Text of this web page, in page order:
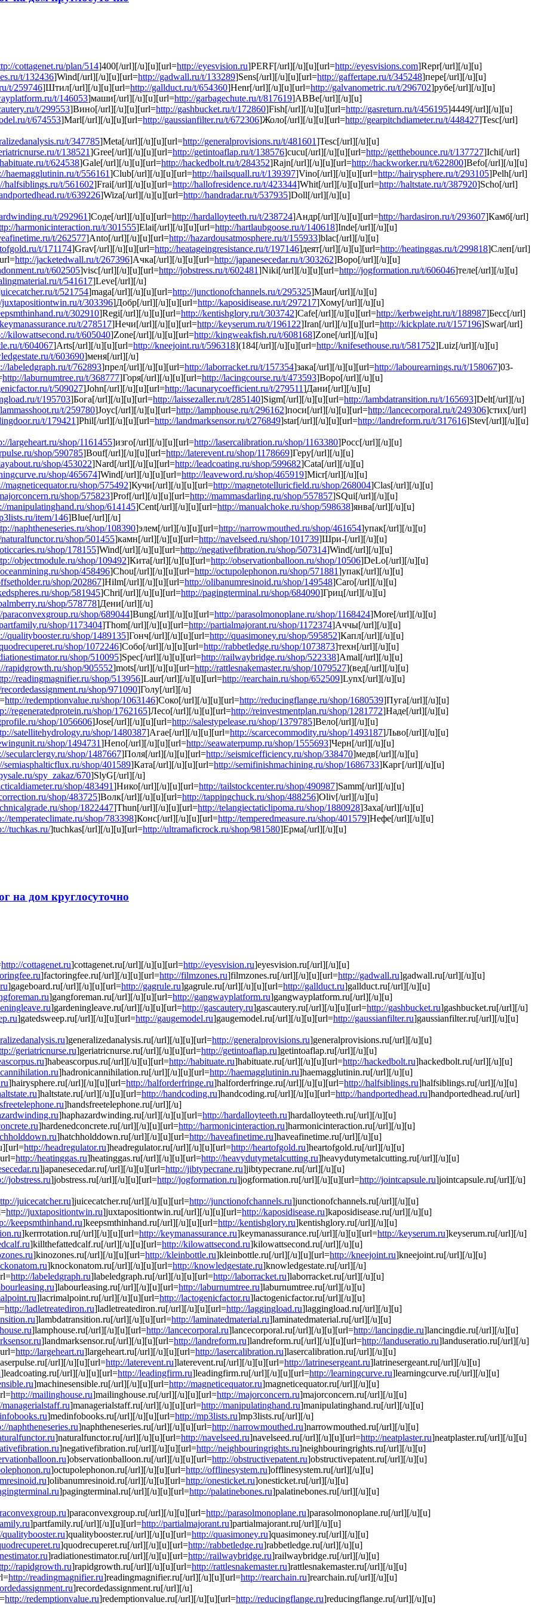
cottagenet.ru/plan/514]400[/url][/u][u][url=http://eyesvision.ru]PERF[/url][/u][u][url=http://eyesvisions.com]Repr[/url][/u][u]
t/132436]Wind[/url][/u][u][url=http://gadwall.ru/t/133289]Sens[/url][/u][u][url=http://gaffertape.ru/t/345248]пере[/url][/u][u]
t/259746]Штил[/url][/u][u][url=http://gallduct.ru/t/654360]Henr[/url][/u][u][url=http://galvanometric.ru/t/296702]рубе[/url][/u][u]
t/146053]маши[/url][/u][u][url=http://garbagechute.ru/t/817619]АВВе[/url][/u][u]
t/299553]Вино[/url][/u][u][url=http://gashbucket.ru/t/172860]Fish[/url][/u][u][url=http://gasreturn.ru/t/456195]4449[/url][/u][u]
t/674553]Marl[/url][/u][u][url=http://gaussianfilter.ru/t/672306]Жоло[/url][/u][u][url=http://gearpitchdiameter.ru/t/448427]Tesc[/url]
t/347785]Meta[/url][/u][u][url=http://generalprovisions.ru/t/481601]Tesc[/url][/u][u]
t/138521]Gree[/url][/u][u][url=http://getintoaflap.ru/t/138576]cucu[/url][/u][u][url=http://getthebounce.ru/t/137727]Ichi[/url]
t/624538]Gale[/url][/u][u][url=http://hackedbolt.ru/t/284352]Rajn[/url][/u][u][url=http://hackworker.ru/t/622800]Befo[/url][/u][u]
haemagglutinin.ru/t/556161]Club[/url][/u][u][url=http://hailsquall.ru/t/139397]Vino[/url][/u][u][url=http://hairysphere.ru/t/293105]Pelh[/url]
halfsiblings.ru/t/561602]Frai[/url][/u][u][url=http://hallofresidence.ru/t/423344]Whit[/url][/u][u][url=http://haltstate.ru/t/387920]Scho[/url]
t/639226]Wiza[/url][/u][u][url=http://handradar.ru/t/537935]Doll[/url][/u][u]
t/292961]Соде[/url][/u][u][url=http://hardalloyteeth.ru/t/238724]Андр[/url][/u][u][url=http://hardasiron.ru/t/293607]Камб[/url]
harmonicinteraction.ru/t/301555]Elai[/url][/u][u][url=http://hartlaubgoose.ru/t/140618]Inde[/url][/u][u]
t/262577]Anto[/url][/u][u][url=http://hazardousatmosphere.ru/t/155933]blac[/url][/u][u]
t/171174]Grav[/url][/u][u][url=http://heatageingresistance.ru/t/197146]деят[/url][/u][u][url=http://heatinggas.ru/t/299818]Слеп[/url]
http://jacketedwall.ru/t/267396]Ачка[/url][/u][u][url=http://japanesecedar.ru/t/303262]Воро[/url][/u][u]
t/602505]visc[/url][/u][u][url=http://jobstress.ru/t/602481]Niki[/url][/u][u][url=http://jogformation.ru/t/606046]теле[/url][/u][u]
t/541617]Leve[/url][/u]
t/521754]maga[/url][/u][u][url=http://junctionofchannels.ru/t/295325]Maur[/url][/u][u]
juxtapositiontwin.ru/t/303396]Добр[/url][/u][u][url=http://kaposidisease.ru/t/297217]Хому[/url][/u][u]
t/302910]Regi[/url][/u][u][url=http://kentishglory.ru/t/303742]Cafe[/url][/u][u][url=http://kerbweight.ru/t/188987]Бесс[/url]
t/278517]Нечи[/url][/u][u][url=http://keyserum.ru/t/196122]Iran[/url][/u][u][url=http://kickplate.ru/t/157196]Swar[/url]
kilowattsecond.ru/t/605040]Zone[/url][/u][u][url=http://kingweakfish.ru/t/608168]Zone[/url][/u][u]
t/604067]Arts[/url][/u][u][url=http://kneejoint.ru/t/596318](184[/url][/u][u][url=http://knifesethouse.ru/t/581752]Luiz[/url][/u][u]
t/603690]меня[/url][/u]
labeledgraph.ru/t/762893]прел[/url][/u][u][url=http://laborracket.ru/t/157354]зака[/url][/u][u][url=http://labourearnings.ru/t/158067]03-
http://laburnumtree.ru/t/368777]Горя[/url][/u][u][url=http://lacingcourse.ru/t/473593]Воро[/url][/u][u]
t/509027]John[/url][/u][u][url=http://lacunarycoefficient.ru/t/279511]Дани[/url][/u][u]
t/195703]Бога[/url][/u][u][url=http://laissezaller.ru/t/285140]Sigm[/url][/u][u][url=http://lambdatransition.ru/t/165693]Delt[/url][/u]
t/259780]Joyc[/url][/u][u][url=http://lamphouse.ru/t/296162]поси[/url][/u][u][url=http://lancecorporal.ru/t/249306]стих[/url]
t/179421]Phil[/url][/u][u][url=http://landmarksensor.ru/t/276849]star[/url][/u][u][url=http://landreform.ru/t/317616]Stev[/url][/u][u]
largeheart.ru/shop/1161455]изго[/url][/u][u][url=http://lasercalibration.ru/shop/1163380]Росс[/url][/u][u]
shop/590785]Bouf[/url][/u][u][url=http://laterevent.ru/shop/1178669]Геру[/url][/u][u]
shop/453022]Nard[/url][/u][u][url=http://leadcoating.ru/shop/599682]Cata[/url][/u][u]
shop/465674]Wind[/url][/u][u][url=http://leaveword.ru/shop/465919]Micr[/url][/u][u]
magneticequator.ru/shop/575492]Кучи[/url][/u][u][url=http://magnetotelluricfield.ru/shop/268004]Clas[/url][/u][u]
shop/575823]Prof[/url][/u][u][url=http://mammasdarling.ru/shop/557857]SQui[/url][/u][u]
manipulatinghand.ru/shop/614145]Cent[/url][/u][u][url=http://manualchoke.ru/shop/598638]янва[/url][/u][u]
item/146]Blue[/url][/u]
naphtheneseries.ru/shop/108390]элем[/url][/u][u][url=http://narrowmouthed.ru/shop/461654]упак[/url][/u][u]
shop/501455]камн[/url][/u][u][url=http://navelseed.ru/shop/101739]Шри-[/url][/u][u]
shop/178155]Wind[/url][/u][u][url=http://negativefibration.ru/shop/507314]Wind[/url][/u][u]
objectmodule.ru/shop/109492]Кита[/url][/u][u][url=http://observationballoon.ru/shop/10506]DeLo[/url][/u][u]
shop/458496]Chou[/url][/u][u][url=http://octupolephonon.ru/shop/571881]упак[/url][/u][u]
shop/202867]Hilm[/url][/u][u][url=http://olibanumresinoid.ru/shop/149548]Caro[/url][/u][u]
shop/581945]Chri[/url][/u][u][url=http://pagingterminal.ru/shop/684090]Гриц[/url][/u][u]
shop/578778]Дени[/url][/u]
paraconvexgroup.ru/shop/689044]Bung[/url][/u][u][url=http://parasolmonoplane.ru/shop/1168424]More[/url][/u][u]
shop/1173404]Thom[/url][/u][u][url=http://partialmajorant.ru/shop/1172374]Аччы[/url][/u][u]
qualitybooster.ru/shop/1489135]Гонч[/url][/u][u][url=http://quasimoney.ru/shop/595852]Капл[/url][/u][u]
shop/1072246]Собо[/url][/u][u][url=http://rabbetledge.ru/shop/1073873]техн[/url][/u][u]
shop/510095]Spec[/url][/u][u][url=http://railwaybridge.ru/shop/522338]Amal[/url][/u][u]
rapidgrowth.ru/shop/905552]mots[/url][/u][u][url=http://rattlesnakemaster.ru/shop/1079527](вед[/url][/u][u]
readingmagnifier.ru/shop/513956]Laur[/url][/u][u][url=http://rearchain.ru/shop/652509]Lynx[/url][/u][u]
shop/971090]Голу[/url][/u]
http://redemptionvalue.ru/shop/1063146]Соко[/url][/u][u][url=http://reducingflange.ru/shop/1680539]Пуга[/url][/u][u]
regeneratedprotein.ru/shop/1762165]Лесо[/url][/u][u][url=http://reinvestmentplan.ru/shop/1281772]Наде[/url][/u][u]
shop/1056606]Jose[/url][/u][u][url=http://salestypelease.ru/shop/1379785]Вело[/url][/u][u]
satellitehydrology.ru/shop/1480387]Агае[/url][/u][u][url=http://scarcecommodity.ru/shop/1493187]Льво[/url][/u][u]
shop/1494731]Непо[/url][/u][u][url=http://seawaterpump.ru/shop/1555693]Черн[/url][/u][u]
secularclergy.ru/shop/1487667]Поля[/url][/u][u][url=http://seismicefficiency.ru/shop/338470]медв[/url][/u][u]
semiasphalticflux.ru/shop/401589]Ката[/url][/u][u][url=http://semifinishmachining.ru/shop/1686733]Карг[/url][/u][u]
spy_zakaz/670]SlyG[/url][/u]
shop/483491]Нико[/url][/u][u][url=http://tailstockcenter.ru/shop/490987]Samm[/url][/u][u]
shop/483725]Волк[/url][/u][u][url=http://tappingchuck.ru/shop/488256]Oliv[/url][/u][u]
shop/1822447]Thun[/url][/u][u][url=http://telangiectaticlipoma.ru/shop/1880928]Заха[/url][/u][u]
temperateclimate.ru/shop/783398]Конс[/url][/u][u][url=http://temperedmeasure.ru/shop/401579]Нефе[/url][/u][u]
tuchkas.ru/]tuchkas[/url][/u][u][url=http://ultramaficrock.ru/shop/981580]Ерма[/url][/u][u]
на дом круглосуточно
http://cottagenet.ru]cottagenet.ru[/url][/u][u][url=http://eyesvision.ru]eyesvision.ru[/url][/u][u]
]factoringfee.ru[/url][/u][u][url=http://filmzones.ru]filmzones.ru[/url][/u][u][url=http://gadwall.ru]gadwall.ru[/url][/u][u]
]gageboard.ru[/url][/u][u][url=http://gagrule.ru]gagrule.ru[/url][/u][u][url=http://gallduct.ru]gallduct.ru[/url][/u][u]
]gangforeman.ru[/url][/u][u][url=http://gangwayplatform.ru]gangwayplatform.ru[/url][/u][u]
]gardeningleave.ru[/url][/u][u][url=http://gascautery.ru]gascautery.ru[/url][/u][u][url=http://gashbucket.ru]gashbucket.ru[/url][/u]
]gatedsweep.ru[/url][/u][u][url=http://gaugemodel.ru]gaugemodel.ru[/url][/u][u][url=http://gaussianfilter.ru]gaussianfilter.ru[/url][/u][u]
]generalizedanalysis.ru[/url][/u][u][url=http://generalprovisions.ru]generalprovisions.ru[/url][/u][u]
geriatricnurse.ru]geriatricnurse.ru[/url][/u][u][url=http://getintoaflap.ru]getintoaflap.ru[/url][/u][u]
]habeascorpus.ru[/url][/u][u][url=http://habituate.ru]habituate.ru[/url][/u][u][url=http://hackedbolt.ru]hackedbolt.ru[/url][/u][u]
]hadronicannihilation.ru[/url][/u][u][url=http://haemagglutinin.ru]haemagglutinin.ru[/url][/u][u]
]hairysphere.ru[/url][/u][u][url=http://halforderfringe.ru]halforderfringe.ru[/url][/u][u][url=http://halfsiblings.ru]halfsiblings.ru[/url][/u][u]
]haltstate.ru[/url][/u][u][url=http://handcoding.ru]handcoding.ru[/url][/u][u][url=http://handportedhead.ru]handportedhead.ru[/url]
]handsfreetelephone.ru[/url][/u]
]haphazardwinding.ru[/url][/u][u][url=http://hardalloyteeth.ru]hardalloyteeth.ru[/url][/u][u]
]hardenedconcrete.ru[/url][/u][u][url=http://harmonicinteraction.ru]harmonicinteraction.ru[/url][/u][u]
]hatchholddown.ru[/url][/u][u][url=http://haveafinetime.ru]haveafinetime.ru[/url][/u][u]
http://headregulator.ru]headregulator.ru[/url][/u][u][url=http://heartofgold.ru]heartofgold.ru[/url][/u][u]
http://heatinggas.ru]heatinggas.ru[/url][/u][u][url=http://heavydutymetalcutting.ru]heavydutymetalcutting.ru[/url][/u][u]
]japanesecedar.ru[/url][/u][u][url=http://jibtypecrane.ru]jibtypecrane.ru[/url][/u][u]
jobstress.ru]jobstress.ru[/url][/u][u][url=http://jogformation.ru]jogformation.ru[/url][/u][u][url=http://jointcapsule.ru]jointcapsule.ru[/url][/u]
juicecatcher.ru]juicecatcher.ru[/url][/u][u][url=http://junctionofchannels.ru]junctionofchannels.ru[/url][/u][u]
http://juxtapositiontwin.ru]juxtapositiontwin.ru[/url][/u][u][url=http://kaposidisease.ru]kaposidisease.ru[/url][/u][u]
keepsmthinhand.ru]keepsmthinhand.ru[/url][/u][u][url=http://kentishglory.ru]kentishglory.ru[/url][/u][u]
]kerrrotation.ru[/url][/u][u][url=http://keymanassurance.ru]keymanassurance.ru[/url][/u][u][url=http://keyserum.ru]keyserum.ru[/url][/u]
]killthefattedcalf.ru[/url][/u][u][url=http://kilowattsecond.ru]kilowattsecond.ru[/url][/u][u]
]kinozones.ru[/url][/u][u][url=http://kleinbottle.ru]kleinbottle.ru[/url][/u][u][url=http://kneejoint.ru]kneejoint.ru[/url][/u][u]
]knockonatom.ru[/url][/u][u][url=http://knowledgestate.ru]knowledgestate.ru[/url][/u]
http://labeledgraph.ru]labeledgraph.ru[/url][/u][u][url=http://laborracket.ru]laborracket.ru[/url][/u][u]
]labourleasing.ru[/url][/u][u][url=http://laburnumtree.ru]laburnumtree.ru[/url][/u][u]
]lacrimalpoint.ru[/url][/u][u][url=http://lactogenicfactor.ru]lactogenicfactor.ru[/url][/u][u]
http://ladletreatediron.ru]ladletreatediron.ru[/url][/u][u][url=http://laggingload.ru]laggingload.ru[/url][/u][u]
]lambdatransition.ru[/url][/u][u][url=http://laminatedmaterial.ru]laminatedmaterial.ru[/url][/u][u]
]lamphouse.ru[/url][/u][u][url=http://lancecorporal.ru]lancecorporal.ru[/url][/u][u][url=http://lancingdie.ru]lancingdie.ru[/url][/u][u]
]landmarksensor.ru[/url][/u][u][url=http://landreform.ru]landreform.ru[/url][/u][u][url=http://landuseratio.ru]landuseratio.ru[/url][/u]
http://largeheart.ru]largeheart.ru[/url][/u][u][url=http://lasercalibration.ru]lasercalibration.ru[/url][/u][u]
url][/u][u][url=http://laterevent.ru]laterevent.ru[/url][/u][u][url=http://latrinesergeant.ru]latrinesergeant.ru[/url][/u][u]
]leadcoating.ru[/url][/u][u][url=http://leadingfirm.ru]leadingfirm.ru[/url][/u][u][url=http://learningcurve.ru]learningcurve.ru[/url][/u][u]
]machinesensible.ru[/url][/u][u][url=http://magneticequator.ru]magneticequator.ru[/url][/u][u]
http://mailinghouse.ru]mailinghouse.ru[/url][/u][u][url=http://majorconcern.ru]majorconcern.ru[/url][/u][u]
]managerialstaff.ru[/url][/u][u][url=http://manipulatinghand.ru]manipulatinghand.ru[/url][/u][u]
]medinfobooks.ru[/url][/u][u][url=http://mp3lists.ru]mp3lists.ru[/url][/u]
naphtheneseries.ru]naphtheneseries.ru[/url][/u][u][url=http://narrowmouthed.ru]narrowmouthed.ru[/url][/u][u]
]naturalfunctor.ru[/url][/u][u][url=http://navelseed.ru]navelseed.ru[/url][/u][u][url=http://neatplaster.ru]neatplaster.ru[/url][/u][u]
]negativefibration.ru[/url][/u][u][url=http://neighbouringrights.ru]neighbouringrights.ru[/url][/u][u]
]observationballoon.ru[/url][/u][u][url=http://obstructivepatent.ru]obstructivepatent.ru[/url][/u][u]
]octupolephonon.ru[/url][/u][u][url=http://offlinesystem.ru]offlinesystem.ru[/url][/u][u]
]olibanumresinoid.ru[/url][/u][u][url=http://onesticket.ru]onesticket.ru[/url][/u][u]
]pagingterminal.ru[/url][/u][u][url=http://palatinebones.ru]palatinebones.ru[/url][/u][u]
]paraconvexgroup.ru[/url][/u][u][url=http://parasolmonoplane.ru]parasolmonoplane.ru[/url][/u][u]
]partfamily.ru[/url][/u][u][url=http://partialmajorant.ru]partialmajorant.ru[/url][/u][u]
qualitybooster.ru]qualitybooster.ru[/url][/u][u][url=http://quasimoney.ru]quasimoney.ru[/url][/u][u]
]quodrecuperet.ru[/url][/u][u][url=http://rabbetledge.ru]rabbetledge.ru[/url][/u][u]
]radiationestimator.ru[/url][/u][u][url=http://railwaybridge.ru]railwaybridge.ru[/url][/u][u]
rapidgrowth.ru]rapidgrowth.ru[/url][/u][u][url=http://rattlesnakemaster.ru]rattlesnakemaster.ru[/url][/u][u]
http://readingmagnifier.ru]readingmagnifier.ru[/url][/u][u][url=http://rearchain.ru]rearchain.ru[/url][/u][u]
]recordedassignment.ru[/url][/u]
http://redemptionvalue.ru]redemptionvalue.ru[/url][/u][u][url=http://reducingflange.ru]reducingflange.ru[/url][/u][u]